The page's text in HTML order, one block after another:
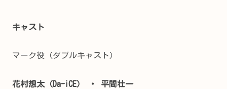
キャスト
マーク役（ダブルキャスト）
花村想太（Da-iCE） ・ 平間壮一